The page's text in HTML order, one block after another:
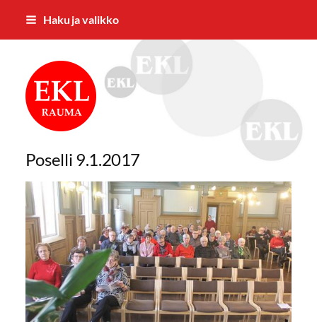
Siirry
Haku ja valikko
Rauman Eläkkeensaajat ry
Poselli 9.1.2017